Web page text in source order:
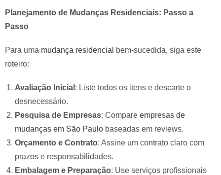
Planejamento de Mudanças Residenciais: Passo a
Passo
Para uma mudança residencial
bem-sucedida, siga este
roteiro:
Avaliação Inicial : Liste todos os itens e descarte o
desnecessário.
Pesquisa de Empresas: Compare empresas de
mudanças em São Paulo baseadas em reviews.
Orçamento e Contrato: Assine um contrato claro com
prazos e responsabilidades.
Embalagem e Preparação: Use serviços profissionais